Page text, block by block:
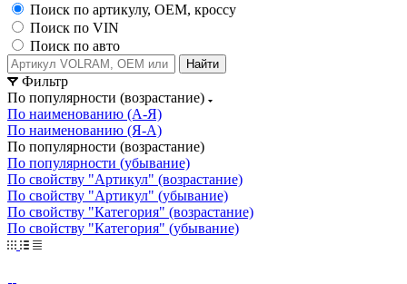
Поиск по артикулу, OEM, кроссу
Поиск по VIN
Поиск по авто
Найти
Фильтр
По популярности (возрастание)
По наименованию (А-Я)
По наименованию (Я-А)
По популярности (возрастание)
По популярности (убывание)
По свойству "Артикул" (возрастание)
По свойству "Артикул" (убывание)
По свойству "Категория" (возрастание)
По свойству "Категория" (убывание)